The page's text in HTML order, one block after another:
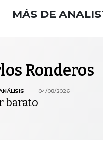
MÁS DE
Ronderos
04/08/2026
barato